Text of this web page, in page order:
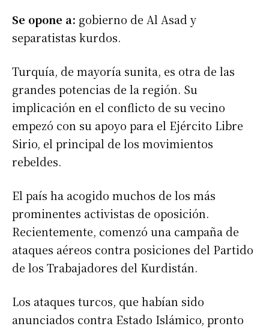
Se opone a: gobierno de Al Asad y
separatistas kurdos.
Turquía, de mayoría sunita, es otra de las
grandes potencias de la región. Su
implicación en el conflicto de su vecino
empezó con su apoyo para el Ejército Libre
Sirio, el principal de los movimientos
rebeldes.
El país ha acogido muchos de los más
prominentes activistas de oposición.
Recientemente, comenzó una campaña de
ataques aéreos contra posiciones del Partido
de los Trabajadores del Kurdistán.
Los ataques turcos, que habían sido
anunciados contra Estado Islámico, pronto